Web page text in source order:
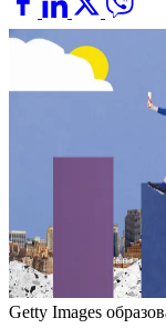
Getty Images